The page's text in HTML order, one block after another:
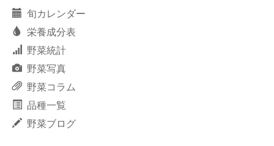
旬カレンダー
栄養成分表
野菜統計
野菜写真
野菜コラム
品種一覧
野菜ブログ